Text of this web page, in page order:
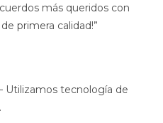
más queridos con
primera calidad!”
Utilizamos tecnología de